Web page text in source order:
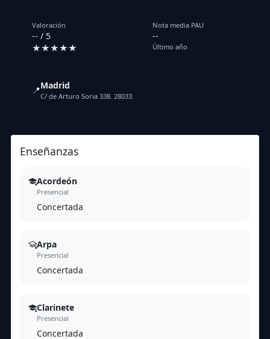
Valoración
-- / 5
★★★★★
Nota media PAU
--
Último año
📍Madrid
C/ de Arturo Soria 338. 28033.
Enseñanzas
Acordeón
Presencial
Concertada
Arpa
Presencial
Concertada
Clarinete
Presencial
Concertada